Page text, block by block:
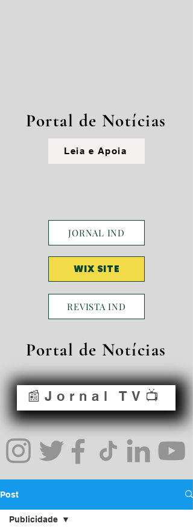
Portal de Notícias
Leia e Apoia
JORNAL IND
WIX SITE
REVISTA IND
Portal de Notícias
📰Jornal TV📺
Post
Publicidade